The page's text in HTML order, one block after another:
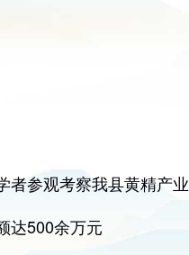
者参观考察我县黄精产业
达500余万元